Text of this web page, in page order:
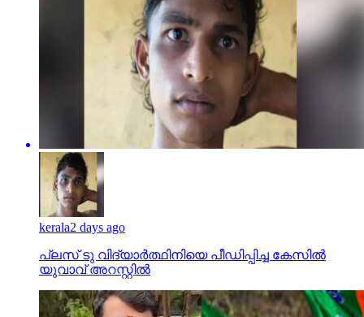
kerala2 days ago
പ്ലസ് ടു വിദ്യാര്‍ത്ഥിനിയെ പീഡിപ്പിച്ച കേസില്‍
യുവാവ് അറസ്റ്റില്‍